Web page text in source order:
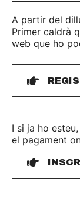
A partir del
Primer caldrà
web que ho
I si ja ho
el pagament